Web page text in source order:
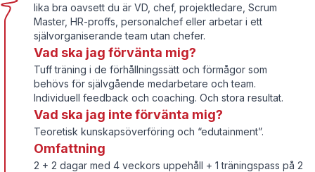
lika bra oavsett du är VD, chef, projektledare, Scrum
Master, HR-proffs, personalchef eller arbetar i ett
självorganiserande team utan chefer.
Vad ska jag förvänta mig?
Tuff träning i de förhållningssätt och förmågor som
behövs för självgående medarbetare och team.
Individuell feedback och coaching. Och stora resultat.
Vad ska jag inte förvänta mig?
Teoretisk kunskapsöverföring och “edutainment”.
Omfattning
2 + 2 dagar med 4 veckors uppehåll + 1 träningspass på 2